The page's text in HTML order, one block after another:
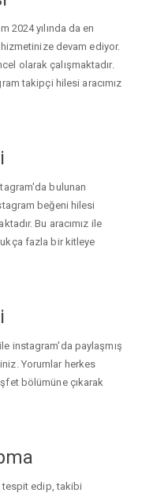
yılında da en
devam ediyor.
olarak çalışmaktadır.
takipçi hilesi aracımız
bulunan
beğeni hilesi
Bu aracımız ile
fazla bir kitleye
instagram'da paylaşmış
Yorumlar herkes
bölümüne çıkarak
tespit edip, takibi